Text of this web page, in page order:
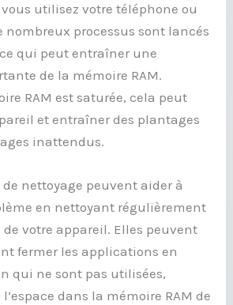
utilisez votre téléphone ou
nombreux processus sont lancés
qui peut entraîner une
de la mémoire RAM.
RAM est saturée, cela peut
et entraîner des plantages
inattendus.
nettoyage peuvent aider à
en nettoyant régulièrement
de votre appareil. Elles peuvent
fermer les applications en
qui ne sont pas utilisées,
dans la mémoire RAM de